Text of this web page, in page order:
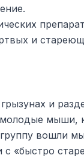
и
и
мыши,
вошли
с «быстро